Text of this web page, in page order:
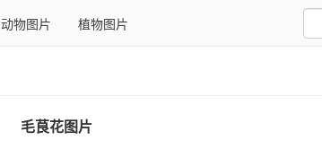
动物图片 植物图片
毛茛花图片